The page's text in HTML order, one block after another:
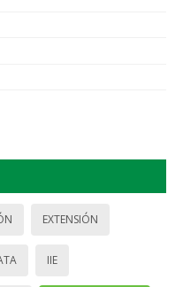
EXTENSIÓN
IIE